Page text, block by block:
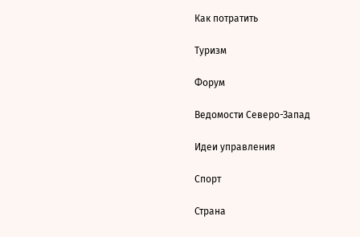
Как потратить
Туризм
Форум
Ведомости Северо-Запад
Идеи управления
Спорт
Страна